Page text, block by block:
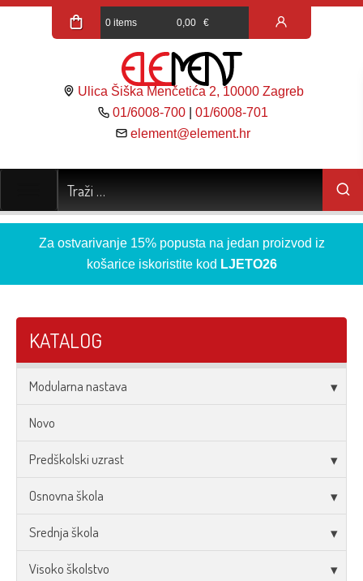
0 items 0,00 €
Ulica Šiška Menčetića 2, 10000 Zagreb
01/6008-700 |01/6008-701
element@element.hr
Za ostvarivanje 15% popusta na jedan proizvod iz
košarice iskoristite kod LJETO26
KATALOG
Modularna nastava
Novo
Predškolski uzrast
Osnovna škola
Srednja škola
Visoko školstvo